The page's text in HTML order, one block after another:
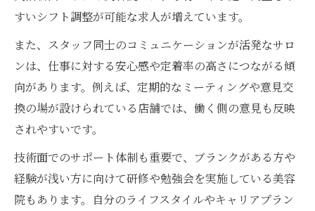
美容院でパートスタイリストが得られる成
長機会
美容院パートの安心サポート体制を徹底解
説
家庭と両立しやすい美容院パートのメリッ
ト
美容院で経験を活かせるパートスタイリス
トの魅力
働き方重視なら美容院パート募集の注目ポイン
すいシフト調整が可能な求人が増えています。
また、スタッフ同士のコミュニケーションが活発なサロ
ンは、仕事に対する安心感や定着率の高さにつながる傾
向があります。例えば、定期的なミーティングや意見交
換の場が設けられている店舗では、働く側の意見も反映
されやすいです。
技術面でのサポート体制も重要で、ブランクがある方や
経験が浅い方に向けて研修や勉強会を実施している美容
院もあります。自分のライフスタイルやキャリアプラン